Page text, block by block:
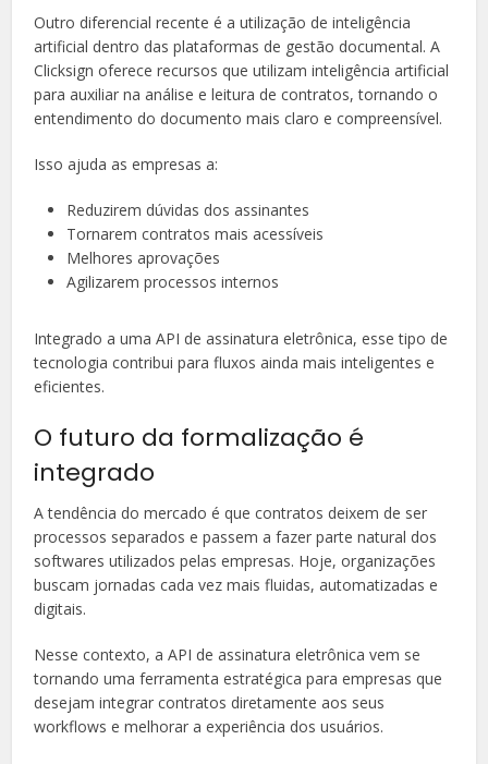
Outro diferencial recente é a utilização de inteligência
artificial dentro das plataformas de gestão documental. A
Clicksign oferece recursos que utilizam inteligência artificial
para auxiliar na análise e leitura de contratos, tornando o
entendimento do documento mais claro e compreensível.
Isso ajuda as empresas a:
Reduzirem dúvidas dos assinantes
Tornarem contratos mais acessíveis
Melhores aprovações
Agilizarem processos internos
Integrado a uma API de assinatura eletrônica, esse tipo de
tecnologia contribui para fluxos ainda mais inteligentes e
eficientes.
O futuro da formalização é
integrado
A tendência do mercado é que contratos deixem de ser
processos separados e passem a fazer parte natural dos
softwares utilizados pelas empresas. Hoje, organizações
buscam jornadas cada vez mais fluidas, automatizadas e
digitais.
Nesse contexto, a API de assinatura eletrônica vem se
tornando uma ferramenta estratégica para empresas que
desejam integrar contratos diretamente aos seus
workflows e melhorar a experiência dos usuários.